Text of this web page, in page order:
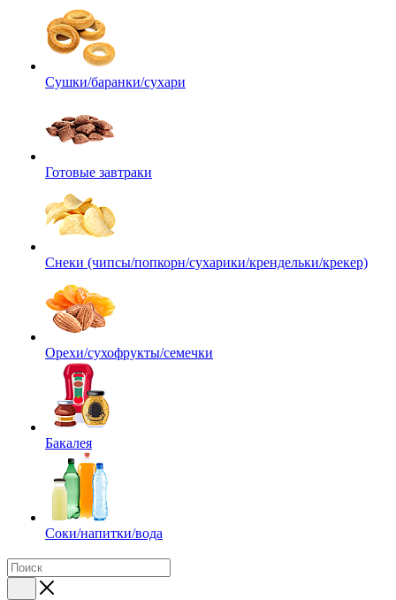
Сушки/баранки/сухари
Готовые завтраки
Снеки (чипсы/попкорн/сухарики/крендельки/крекер)
Орехи/сухофрукты/семечки
Бакалея
Соки/напитки/вода